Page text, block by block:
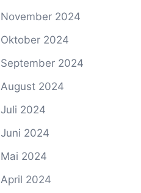
November 2024
Oktober 2024
September 2024
August 2024
Juli 2024
Juni 2024
Mai 2024
April 2024